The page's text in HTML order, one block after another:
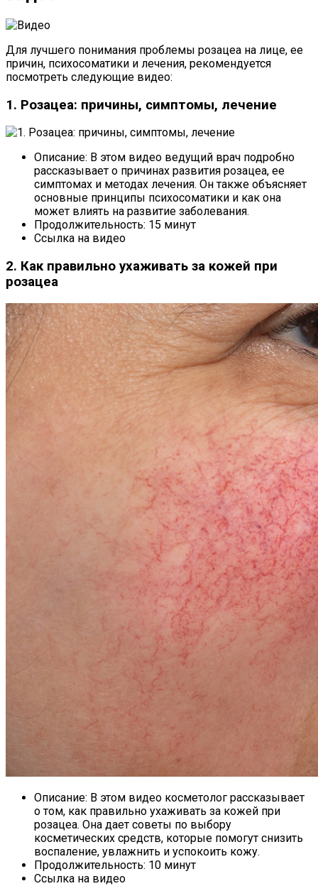
Для лучшего понимания проблемы розацеа на лице, ее
причин, психосоматики и лечения, рекомендуется
посмотреть следующие видео:
1. Розацеа: причины, симптомы, лечение
Описание: В этом видео ведущий врач подробно
рассказывает о причинах развития розацеа, ее
симптомах и методах лечения. Он также объясняет
основные принципы психосоматики и как она
может влиять на развитие заболевания.
Продолжительность: 15 минут
Ссылка на видео
2. Как правильно ухаживать за кожей при
розацеа
Описание: В этом видео косметолог рассказывает
о том, как правильно ухаживать за кожей при
розацеа. Она дает советы по выбору
косметических средств, которые помогут снизить
воспаление, увлажнить и успокоить кожу.
Продолжительность: 10 минут
Ссылка на видео